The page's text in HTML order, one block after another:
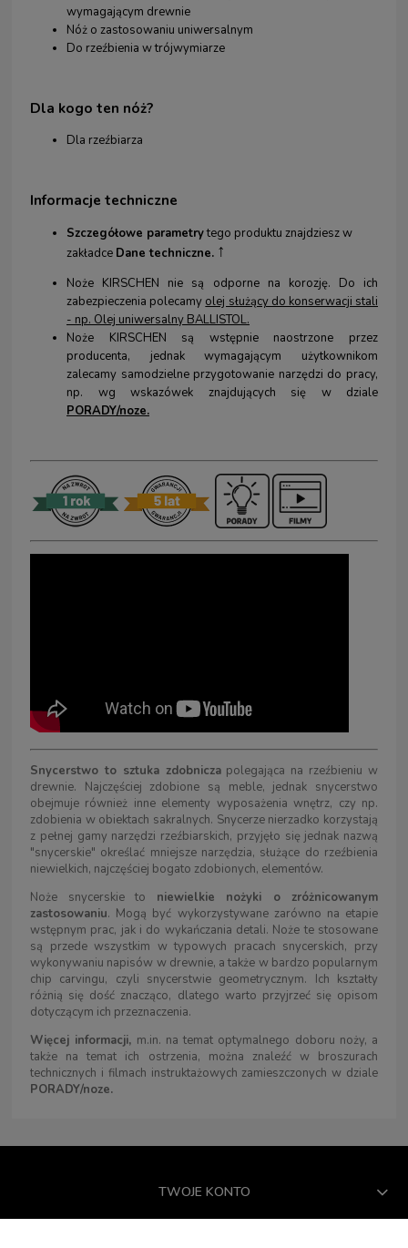
wymagającym drewnie
Nóż o zastosowaniu uniwersalnym
Do rzeźbienia w trójwymiarze
Dla kogo ten nóż?
Dla rzeźbiarza
Informacje techniczne
Szczegółowe parametrytego produktu znajdziesz w
zakładce Dane techniczne. ↑
Noże KIRSCHEN nie są odporne na korozję. Do ich
zabezpieczenia polecamy olej służący do konserwacji stali
- np. Olej uniwersalny BALLISTOL.
Noże KIRSCHEN są wstępnie naostrzone przez
producenta, jednak wymagającym użytkownikom
zalecamy samodzielne przygotowanie narzędzi do pracy,
np. wg wskazówek znajdujących się w dziale
PORADY/noze.
Snycerstwo to sztuka zdobniczapolegająca na rzeźbieniu w
drewnie. Najczęściej zdobione są meble, jednak snycerstwo
obejmuje również inne elementy wyposażenia wnętrz, czy np.
zdobienia w obiektach sakralnych. Snycerze nierzadko korzystają
z pełnej gamy narzędzi rzeźbiarskich, przyjęło się jednak nazwą
"snycerskie" określać mniejsze narzędzia, służące do rzeźbienia
niewielkich, najczęściej bogato zdobionych, elementów.
Noże snycerskie to niewielkie nożyki o zróżnicowanym
zastosowaniu. Mogą być wykorzystywane zarówno na etapie
wstępnym prac, jak i do wykańczania detali. Noże te stosowane
są przede wszystkim w typowych pracach snycerskich, przy
wykonywaniu napisów w drewnie, a także w bardzo popularnym
chip carvingu, czyli snycerstwie geometrycznym. Ich kształty
różnią się dość znacząco, dlatego warto przyjrzeć się opisom
dotyczącym ich przeznaczenia.
Więcej informacji, m.in. na temat optymalnego doboru noży, a
także na temat ich ostrzenia, można znaleźć w broszurach
technicznych i filmach instruktażowych zamieszczonych w dziale
PORADY/noze.
TWOJE KONTO